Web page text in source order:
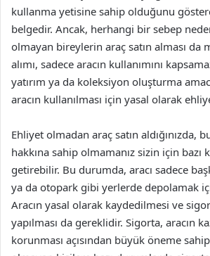
kullanma yetisine sahip olduğunu
belgedir. Ancak, herhangi bir sebep
olmayan bireylerin araç satın alması da
alımı, sadece aracın kullanımını
yatırım ya da koleksiyon oluşturma
aracın kullanılması için yasal olarak
Ehliyet olmadan araç satın aldığınızda,
hakkına sahip olmamanız sizin için bazı
getirebilir. Bu durumda, aracı sadece
ya da otopark gibi yerlerde depolamak
Aracın yasal olarak kaydedilmesi ve
yapılması da gereklidir. Sigorta, aracın
korunması açısından büyük öneme